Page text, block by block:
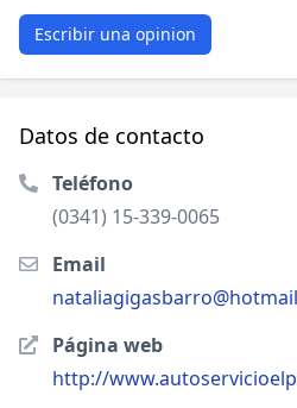
Escribir una opinion
Datos de contacto
Teléfono
(0341) 15-339-0065
Email
Página web
http://